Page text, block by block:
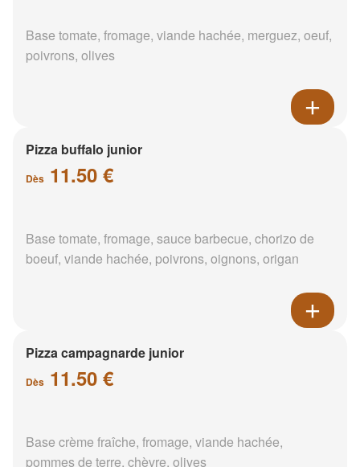
Base tomate, fromage, viande hachée, merguez, oeuf,
poivrons, olives
Pizza buffalo junior
Dès 11.50 €
Base tomate, fromage, sauce barbecue, chorizo de
boeuf, viande hachée, poivrons, oignons, origan
Pizza campagnarde junior
Dès 11.50 €
Base crème fraîche, fromage, viande hachée,
pommes de terre, chèvre, olives